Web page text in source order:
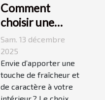
Comment
choisir une
peinture
moderne pour
dynamiser
votre espace ?
Sam. 13 décembre
2025
Envie d’apporter une
touche de fraîcheur et
de caractère à votre